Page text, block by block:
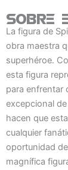
Sobre
La figura de
obra maestra
superhéroe.
esta figura
para enfrentar
excepcional
hacen que
cualquier
oportunidad
magnífica